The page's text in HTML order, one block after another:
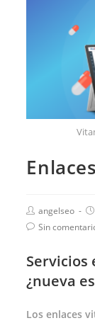
angelseo
Sin
Servicios
¿nueva
Los enlaces